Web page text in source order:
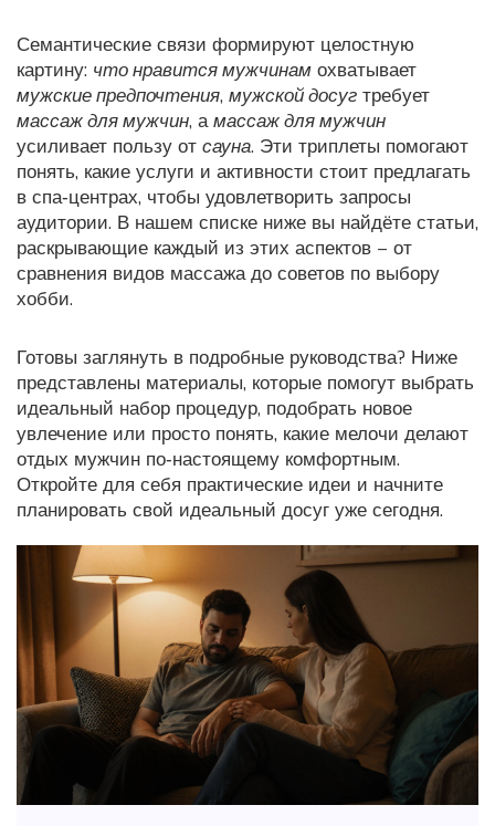
Семантические связи формируют целостную
картину: что нравится мужчинам охватывает
мужские предпочтения, мужской досуг требует
массаж для мужчин, амассаж для мужчин
усиливает пользу от сауна. Эти триплеты помогают
понять, какие услуги и активности стоит предлагать
в спа‑центрах, чтобы удовлетворить запросы
аудитории. В нашем списке ниже вы найдёте статьи,
раскрывающие каждый из этих аспектов – от
сравнения видов массажа до советов по выбору
хобби.
Готовы заглянуть в подробные руководства? Ниже
представлены материалы, которые помогут выбрать
идеальный набор процедур, подобрать новое
увлечение или просто понять, какие мелочи делают
отдых мужчин по‑настоящему комфортным.
Откройте для себя практические идеи и начните
планировать свой идеальный досуг уже сегодня.